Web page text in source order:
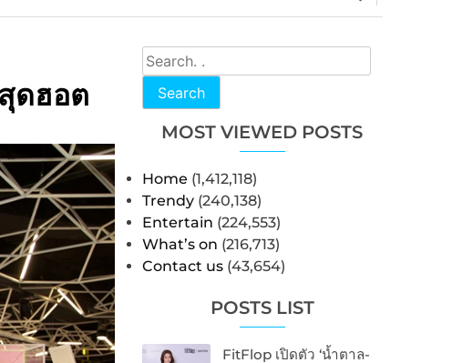
Search
MOST VIEWED POSTS
Home (1,412,118)
Trendy (240,138)
Entertain (224,553)
What’s on (216,713)
Contact us (43,654)
POSTS LIST
FitFlop เปิดตัว ‘น้ำตาล-
ดฮอต